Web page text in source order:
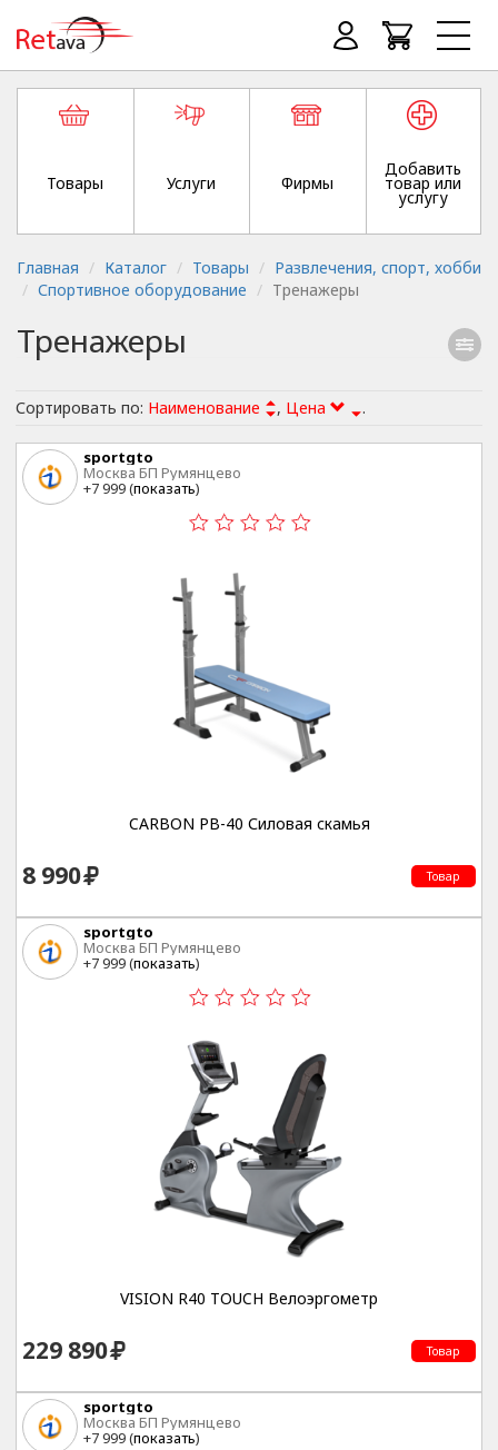
Товары Услуги Фирмы
Добавить
товар или
услугу
Главная Каталог Товары
Развлечения, спорт, хобби
Спортивное оборудование
Тренажеры
Тренажеры
Сортировать по: Наименование , Цена .
sportgto
Москва БП Румянцево
+7 999 (показать)
CARBON PB-40 Силовая скамья
8 990 Товар
sportgto
Москва БП Румянцево
+7 999 (показать)
VISION R40 TOUCH Велоэргометр
229 890 Товар
sportgto
Москва БП Румянцево
+7 999 (показать)